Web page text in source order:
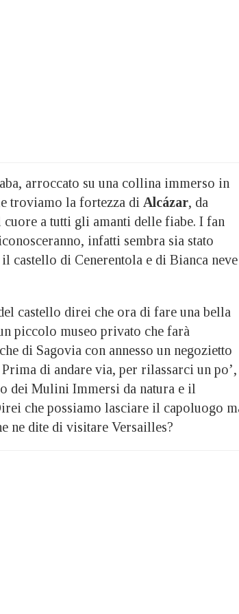
arroccato su una collina immerso in
troviamo la fortezza di Alcázar, da
a tutti gli amanti delle fiabe. I fan
infatti sembra sia stato
castello di Cenerentola e di Bianca
castello direi che ora di fare una bella
piccolo museo privato che farà
di Sagovia con annesso un negozietto
di andare via, per rilassarci un po’,
dei Mulini Immersi da natura e il
che possiamo lasciare il capoluogo
ne dite di visitare Versailles?